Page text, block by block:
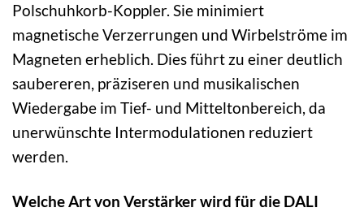
Polschuhkorb-Koppler. Sie minimiert
magnetische Verzerrungen und Wirbelströme im
Magneten erheblich. Dies führt zu einer deutlich
saubereren, präziseren und musikalischen
Wiedergabe im Tief- und Mitteltonbereich, da
unerwünschte Intermodulationen reduziert
werden.
Welche Art von Verstärker wird für die DALI